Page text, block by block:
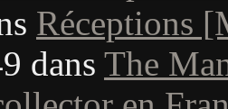
Réceptions
dans The